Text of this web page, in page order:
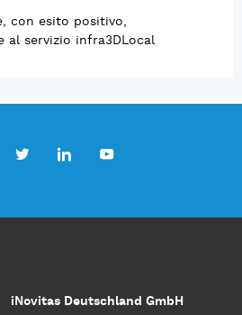
con esito positivo,
al servizio infra3DLocal
iNovitas Deutschland GmbH